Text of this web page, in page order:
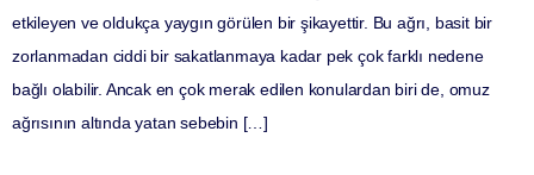
etkileyen ve oldukça yaygın görülen bir şikayettir. Bu ağrı, basit bir
zorlanmadan ciddi bir sakatlanmaya kadar pek çok farklı nedene
bağlı olabilir. Ancak en çok merak edilen konulardan biri de, omuz
ağrısının altında yatan sebebin […]